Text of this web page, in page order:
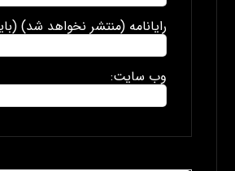
رایانامه (منتشر نخواهد شد)
وب سایت: